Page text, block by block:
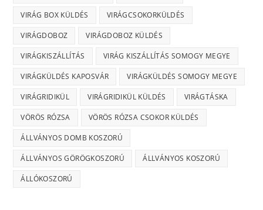
VIRÁG BOX KÜLDÉS VIRÁGCSOKORKÜLDÉS
VIRÁGDOBOZ VIRÁGDOBOZ KÜLDÉS
VIRÁGKISZÁLLÍTÁS VIRÁG KISZÁLLÍTÁS SOMOGY MEGYE
VIRÁGKÜLDÉS KAPOSVÁR VIRÁGKÜLDÉS SOMOGY MEGYE
VIRÁGRIDIKÜL VIRÁGRIDIKÜL KÜLDÉS VIRÁGTÁSKA
VÖRÖS RÓZSA VÖRÖS RÓZSA CSOKOR KÜLDÉS
ÁLLVÁNYOS DOMB KOSZORÚ
ÁLLVÁNYOS GÖRÖGKOSZORÚ ÁLLVÁNYOS KOSZORÚ
ÁLLÓKOSZORÚ